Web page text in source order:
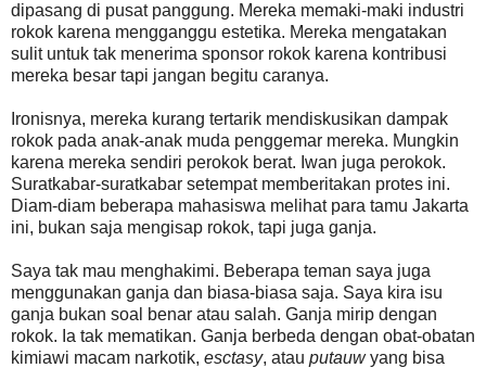
dipasang di pusat panggung. Mereka memaki-maki industri
rokok karena mengganggu estetika. Mereka mengatakan
sulit untuk tak menerima sponsor rokok karena kontribusi
mereka besar tapi jangan begitu caranya.
Ironisnya, mereka kurang tertarik mendiskusikan dampak
rokok pada anak-anak muda penggemar mereka. Mungkin
karena mereka sendiri perokok berat. Iwan juga perokok.
Suratkabar-suratkabar setempat memberitakan protes ini.
Diam-diam beberapa mahasiswa melihat para tamu Jakarta
ini, bukan saja mengisap rokok, tapi juga ganja.
Saya tak mau menghakimi. Beberapa teman saya juga
menggunakan ganja dan biasa-biasa saja. Saya kira isu
ganja bukan soal benar atau salah. Ganja mirip dengan
rokok. Ia tak mematikan. Ganja berbeda dengan obat-obatan
kimiawi macam narkotik, esctasy, atau putauwyang bisa